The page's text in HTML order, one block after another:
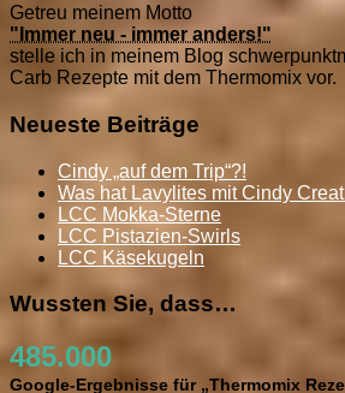
Getreu meinem Motto
"Immer neu - immer anders!"
stelle ich in meinem Blog
Carb Rezepte mit dem Thermomix vor.
Neueste Beiträge
Cindy „auf dem Trip“?!
Was hat Lavylites mit Cindy
LCC Mokka-Sterne
LCC Pistazien-Swirls
LCC Käsekugeln
Wussten Sie, dass…
485.000
Google-Ergebnisse für „Thermomix